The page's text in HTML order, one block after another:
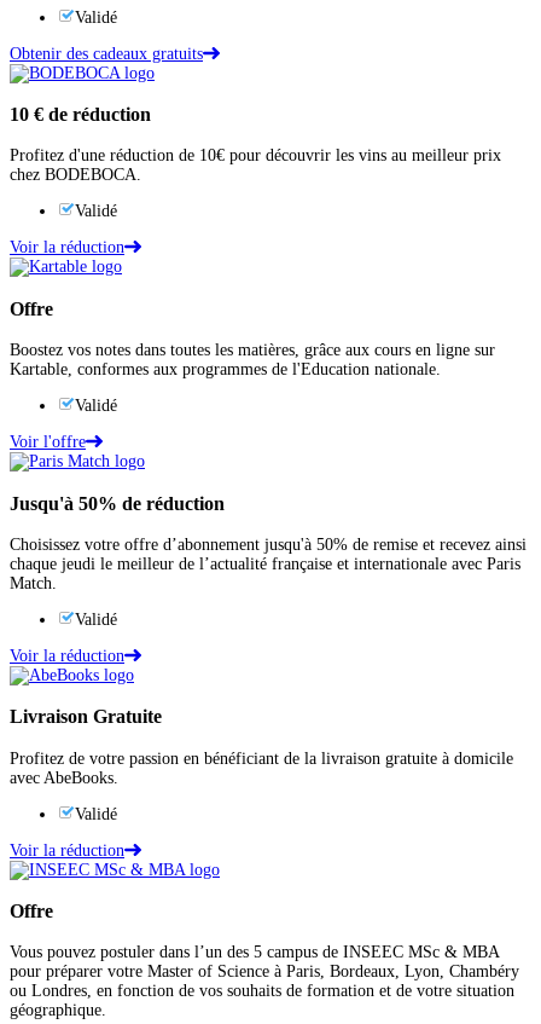
Validé
Obtenir des cadeaux gratuits
10 € de réduction
Profitez d'une réduction de 10€ pour découvrir les vins au meilleur prix
chez BODEBOCA.
Validé
Voir la réduction
Offre
Boostez vos notes dans toutes les matières, grâce aux cours en ligne sur
Kartable, conformes aux programmes de l'Education nationale.
Validé
Voir l'offre
Jusqu'à 50% de réduction
Choisissez votre offre d’abonnement jusqu'à 50% de remise et recevez ainsi
chaque jeudi le meilleur de l’actualité française et internationale avec Paris
Match.
Validé
Voir la réduction
Livraison Gratuite
Profitez de votre passion en bénéficiant de la livraison gratuite à domicile
avec AbeBooks.
Validé
Voir la réduction
Offre
Vous pouvez postuler dans l’un des 5 campus de INSEEC MSc & MBA
pour préparer votre Master of Science à Paris, Bordeaux, Lyon, Chambéry
ou Londres, en fonction de vos souhaits de formation et de votre situation
géographique.